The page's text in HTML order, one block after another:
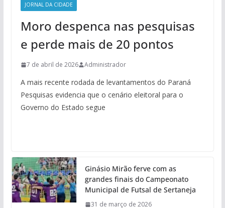
JORNAL DA CIDADE
Moro despenca nas pesquisas
e perde mais de 20 pontos
7 de abril de 2026 Administrador
A mais recente rodada de levantamentos do Paraná
Pesquisas evidencia que o cenário eleitoral para o
Governo do Estado segue
Ginásio Mirão ferve com as
grandes finais do Campeonato
Municipal de Futsal de Sertaneja
31 de março de 2026